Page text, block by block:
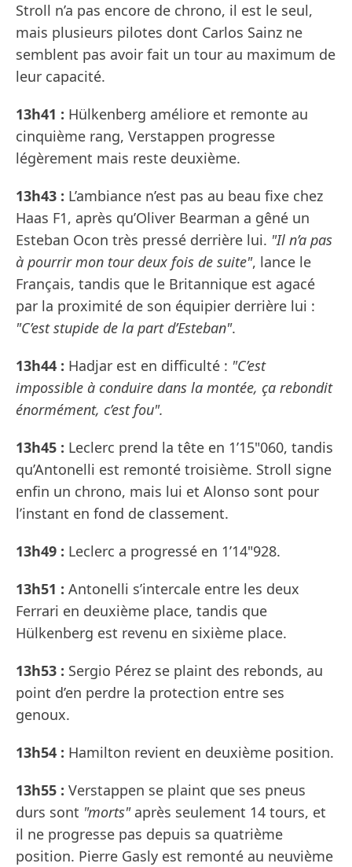
Stroll n’a pas encore de chrono, il est le seul,
mais plusieurs pilotes dont Carlos Sainz ne
semblent pas avoir fait un tour au maximum de
leur capacité.
13h41 : Hülkenberg améliore et remonte au
cinquième rang, Verstappen progresse
légèrement mais reste deuxième.
13h43 : L’ambiance n’est pas au beau fixe chez
Haas F1, après qu’Oliver Bearman a gêné un
Esteban Ocon très pressé derrière lui. "Il n’a pas
à pourrir mon tour deux fois de suite", lance le
Français, tandis que le Britannique est agacé
par la proximité de son équipier derrière lui :
"C’est stupide de la part d’Esteban".
13h44 : Hadjar est en difficulté : "C’est
impossible à conduire dans la montée, ça rebondit
énormément, c’est fou".
13h45 : Leclerc prend la tête en 1’15"060, tandis
qu’Antonelli est remonté troisième. Stroll signe
enfin un chrono, mais lui et Alonso sont pour
l’instant en fond de classement.
13h49 : Leclerc a progressé en 1’14"928.
13h51 : Antonelli s’intercale entre les deux
Ferrari en deuxième place, tandis que
Hülkenberg est revenu en sixième place.
13h53 : Sergio Pérez se plaint des rebonds, au
point d’en perdre la protection entre ses
genoux.
13h54 : Hamilton revient en deuxième position.
13h55 : Verstappen se plaint que ses pneus
durs sont "morts"après seulement 14 tours, et
il ne progresse pas depuis sa quatrième
position. Pierre Gasly est remonté au neuvième